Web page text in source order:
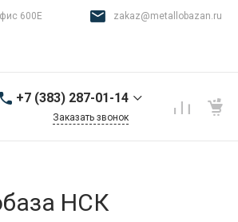
600Е zakaz@metallobazan.ru
+7 (383) 287-01-14
9:00-18:00 пн-пт
Заказать звонок
НСК